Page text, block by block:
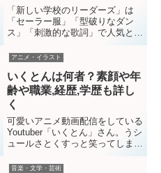
べてみた
「新しい学校のリーダーズ」は
「セーラー服」「型破りなダン
ス」「刺激的な歌詞」で人気とな
ったグループですが、なぜか「解
散理由」が噂されていますね。実
もなぜそのような噂が立つのか、
真相を調べてまとめてみました。
関連）新しい学校のリーダーズ
SUZUKAが可愛い!?メガネなし
の...
アニメ・イラスト
いくとんは何者？素顔や年
齢や職業,経歴,学歴も詳し
く
可愛いアニメ動画配信をしている
Youtuber「いくとん」さん。うシ
ュールさとくすっと笑ってしまう
面白さで人気ですよね。いくとん
さんは何者なのか、素顔や年齢な
音楽・文学・芸術